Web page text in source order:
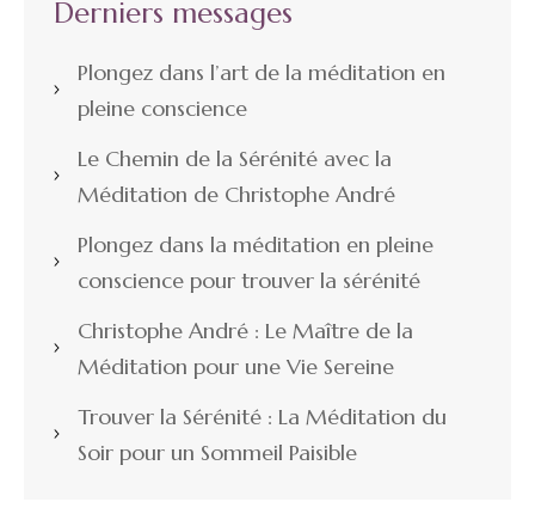
Derniers messages
Plongez dans l’art de la méditation en
pleine conscience
Le Chemin de la Sérénité avec la
Méditation de Christophe André
Plongez dans la méditation en pleine
conscience pour trouver la sérénité
Christophe André : Le Maître de la
Méditation pour une Vie Sereine
Trouver la Sérénité : La Méditation du
Soir pour un Sommeil Paisible